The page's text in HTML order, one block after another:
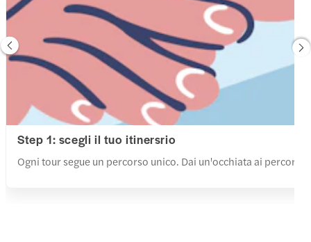
Step 1: scegli il tuo itinersrio
Ogni tour segue un percorso unico. Dai un'occhiata ai